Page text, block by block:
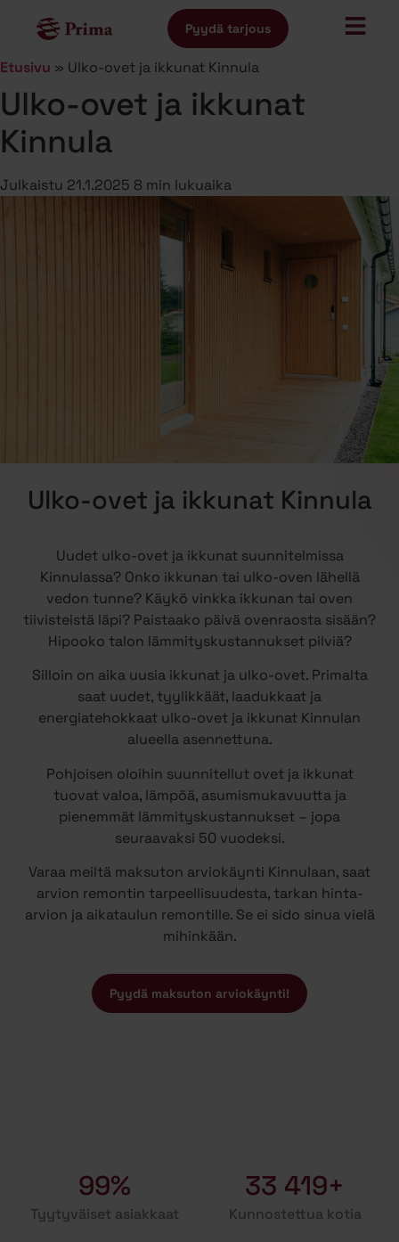
Pyydä tarjous
Etusivu » Ulko-ovet ja ikkunat Kinnula
Ulko-ovet ja ikkunat
Kinnula
Julkaistu 21.1.2025 8 min lukuaika
Ulko-ovet ja ikkunat Kinnula
Uudet ulko-ovet ja ikkunat suunnitelmissa
Kinnulassa? Onko ikkunan tai ulko-oven lähellä
vedon tunne? Käykö vinkka ikkunan tai oven
tiivisteistä läpi? Paistaako päivä ovenraosta sisään?
Hipooko talon lämmityskustannukset pilviä?
Silloin on aika uusia ikkunat ja ulko-ovet. Primalta
saat uudet, tyylikkäät, laadukkaat ja
energiatehokkaat ulko-ovet ja ikkunat Kinnulan
alueella asennettuna.
Pohjoisen oloihin suunnitellut ovet ja ikkunat
tuovat valoa, lämpöä, asumismukavuutta ja
pienemmät lämmityskustannukset – jopa
seuraavaksi 50 vuodeksi.
Varaa meiltä maksuton arviokäynti Kinnulaan, saat
arvion remontin tarpeellisuudesta, tarkan hinta-
arvion ja aikataulun remontille. Se ei sido sinua vielä
mihinkään.
Pyydä maksuton arviokäynti!
99%
Tyytyväiset asiakkaat
33 419+
Kunnostettua kotia